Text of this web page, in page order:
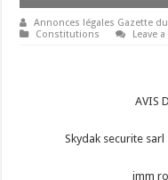
Annonces légales Gazette
Constitutions
Leave
AVIS
Skydak securite
imm